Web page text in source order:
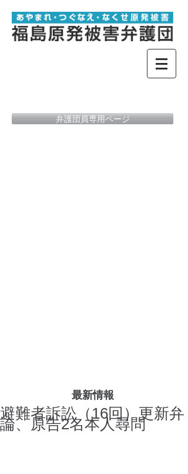
弁護団員専用ページ
最新情報
避難者訴訟（16回）更新弁
論、原告2名本人尋問